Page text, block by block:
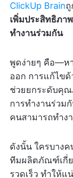
ClickUp Brainถู
เพิ่มประสิทธิภา
ทำงานร่วมกัน
พูดง่ายๆ คือ—ห
ออก การแก้ไข
ช่วยยกระดับคุณ
การทำงานร่วม
คนสามารถทำง
ดังนั้น ใครบาง
ทีมผลิตภัณฑ์เกี่ย
รวดเร็ว ทำให้แ